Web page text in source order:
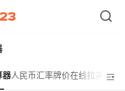
器人民币汇率牌价在线拉美汇率